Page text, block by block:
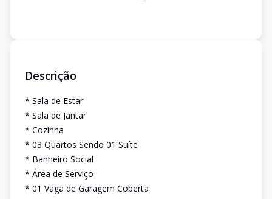
Descrição
* Sala de Estar
* Sala de Jantar
* Cozinha
* 03 Quartos Sendo 01 Suíte
* Banheiro Social
* Área de Serviço
* 01 Vaga de Garagem Coberta